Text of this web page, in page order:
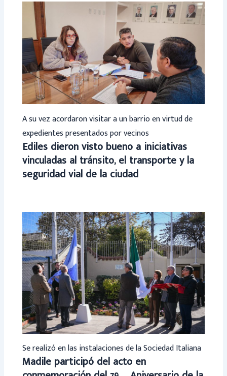
A su vez acordaron visitar a un barrio en virtud de
expedientes presentados por vecinos
Ediles dieron visto bueno a iniciativas
vinculadas al tránsito, el transporte y la
seguridad vial de la ciudad
Se realizó en las instalaciones de la Sociedad Italiana
Madile participó del acto en